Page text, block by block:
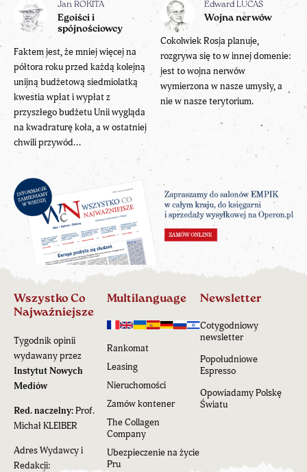
Jan ROKITA
Egoiści i
spójnościowcy
Faktem jest, że mniej więcej na
półtora roku przed każdą kolejną
unijną budżetową siedmiolatką
kwestia wpłat i wypłat z
przyszłego budżetu Unii wygląda
na kwadraturę koła, a w ostatniej
chwili przywód...
Edward LUCAS
Wojna nerwów
Cokolwiek Rosja planuje,
rozgrywa się to w innej domenie:
jest to wojna nerwów
wymierzona w nasze umysły, a
nie w nasze terytorium.
Wszystko Co
Najważniejsze
Tygodnik opinii
wydawany przez
Instytut Nowych
Mediów
Red. naczelny:Prof.
Michał KLEIBER
Adres Wydawcy i
Redakcji:
Multilanguage
Rankomat
Leasing
Nieruchomości
Zamów kontener
The Collagen
Company
Ubezpieczenie na życie
Pru
Newsletter
Cotygodniowy
newsletter
Popołudniowe
Espresso
Opowiadamy Polskę
Światu